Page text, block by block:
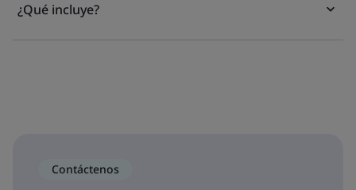
¿Qué incluye?
Contáctenos